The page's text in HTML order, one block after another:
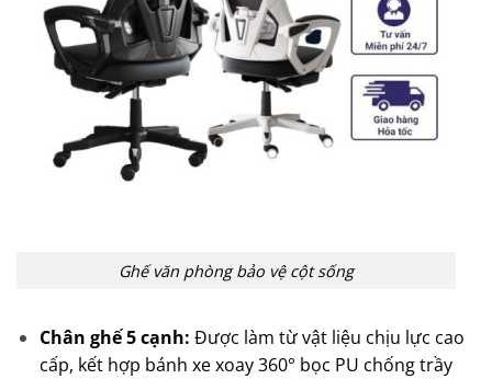
Ghế văn phòng bảo vệ cột sống
Chân ghế 5 cạnh: Được làm từ vật liệu chịu lực cao
cấp, kết hợp bánh xe xoay 360° bọc PU chống trầy